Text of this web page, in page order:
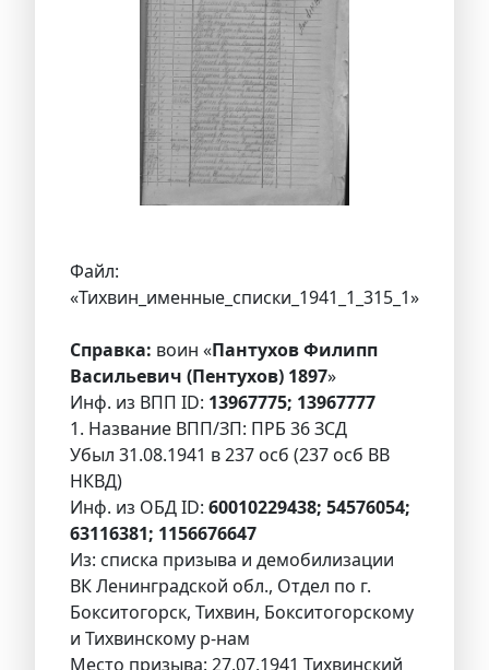
Файл:
«Тихвин_именные_списки_1941_1_315_1»
Справка: воин «Пантухов Филипп
Васильевич (Пентухов) 1897»
Инф. из ВПП ID: 13967775; 13967777
1. Название ВПП/ЗП: ПРБ 36 ЗСД
Убыл 31.08.1941 в 237 осб (237 осб ВВ
НКВД)
Инф. из ОБД ID: 60010229438; 54576054;
63116381; 1156676647
Из: списка призыва и демобилизации
ВК Ленинградской обл., Отдел по г.
Бокситогорск, Тихвин, Бокситогорскому
и Тихвинскому р-нам
Место призыва: 27.07.1941 Тихвинский